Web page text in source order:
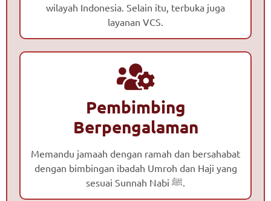
wilayah Indonesia. Selain itu, terbuka juga
layanan VCS.
Pembimbing
Berpengalaman
Memandu jamaah dengan ramah dan bersahabat
dengan bimbingan ibadah Umroh dan Haji yang